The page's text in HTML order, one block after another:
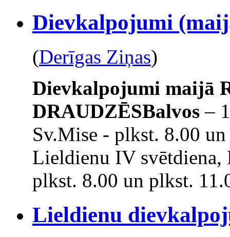
Dievkalpojumi
(Derīgas Ziņas)
Dievkalpojumi maijā
DRAUDZĒSBalvos –
Sv.Mise - plkst. 8.00
Lieldienu IV svētdiena,
plkst. 8.00 un plkst.
Lieldienu